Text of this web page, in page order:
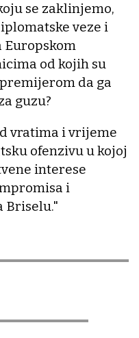
se zaklinjemo,
veze i
Europskom
od kojih su
da ga
guzu?
vratima i vrijeme
ofenzivu u kojoj
interese
i
Briselu."